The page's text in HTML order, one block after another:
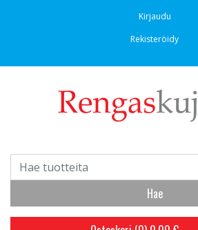
Kirjaudu
Rekisteröidy
Hae